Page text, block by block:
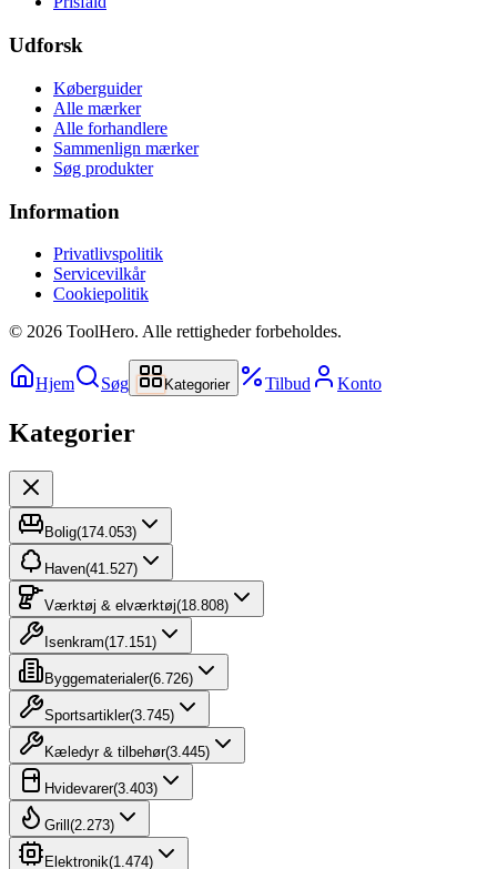
Udforsk
Køberguider
Alle mærker
Alle forhandlere
Sammenlign mærker
Søg produkter
Information
Privatlivspolitik
Servicevilkår
Cookiepolitik
© 2026 ToolHero. Alle rettigheder forbeholdes.
Hjem Søg Kategorier Tilbud Konto
Kategorier
Bolig(174.053)
Haven(41.527)
Værktøj & elværktøj(18.808)
Isenkram(17.151)
Byggematerialer(6.726)
Sportsartikler(3.745)
Kæledyr & tilbehør(3.445)
Hvidevarer(3.403)
Grill (2.273)
Elektronik(1.474)